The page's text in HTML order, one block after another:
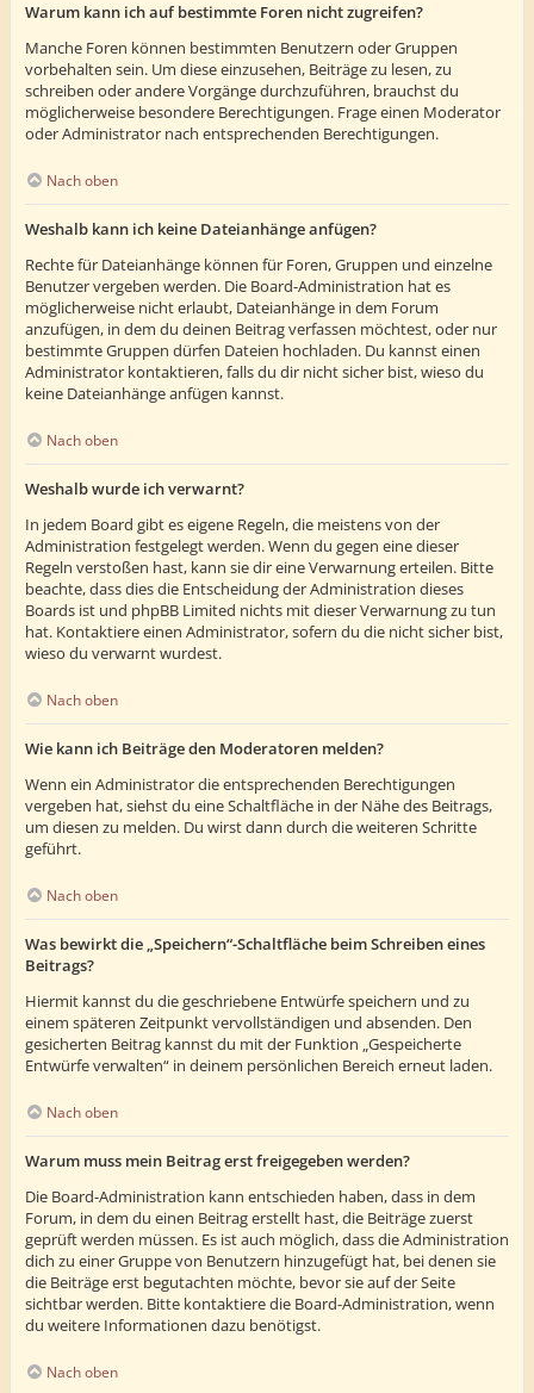
Warum kann ich auf bestimmte Foren nicht zugreifen?
Manche Foren können bestimmten Benutzern oder Gruppen
vorbehalten sein. Um diese einzusehen, Beiträge zu lesen, zu
schreiben oder andere Vorgänge durchzuführen, brauchst du
möglicherweise besondere Berechtigungen. Frage einen Moderator
oder Administrator nach entsprechenden Berechtigungen.
Nach oben
Weshalb kann ich keine Dateianhänge anfügen?
Rechte für Dateianhänge können für Foren, Gruppen und einzelne
Benutzer vergeben werden. Die Board-Administration hat es
möglicherweise nicht erlaubt, Dateianhänge in dem Forum
anzufügen, in dem du deinen Beitrag verfassen möchtest, oder nur
bestimmte Gruppen dürfen Dateien hochladen. Du kannst einen
Administrator kontaktieren, falls du dir nicht sicher bist, wieso du
keine Dateianhänge anfügen kannst.
Nach oben
Weshalb wurde ich verwarnt?
In jedem Board gibt es eigene Regeln, die meistens von der
Administration festgelegt werden. Wenn du gegen eine dieser
Regeln verstoßen hast, kann sie dir eine Verwarnung erteilen. Bitte
beachte, dass dies die Entscheidung der Administration dieses
Boards ist und phpBB Limited nichts mit dieser Verwarnung zu tun
hat. Kontaktiere einen Administrator, sofern du die nicht sicher bist,
wieso du verwarnt wurdest.
Nach oben
Wie kann ich Beiträge den Moderatoren melden?
Wenn ein Administrator die entsprechenden Berechtigungen
vergeben hat, siehst du eine Schaltfläche in der Nähe des Beitrags,
um diesen zu melden. Du wirst dann durch die weiteren Schritte
geführt.
Nach oben
Was bewirkt die „Speichern“-Schaltfläche beim Schreiben eines
Beitrags?
Hiermit kannst du die geschriebene Entwürfe speichern und zu
einem späteren Zeitpunkt vervollständigen und absenden. Den
gesicherten Beitrag kannst du mit der Funktion „Gespeicherte
Entwürfe verwalten“ in deinem persönlichen Bereich erneut laden.
Nach oben
Warum muss mein Beitrag erst freigegeben werden?
Die Board-Administration kann entschieden haben, dass in dem
Forum, in dem du einen Beitrag erstellt hast, die Beiträge zuerst
geprüft werden müssen. Es ist auch möglich, dass die Administration
dich zu einer Gruppe von Benutzern hinzugefügt hat, bei denen sie
die Beiträge erst begutachten möchte, bevor sie auf der Seite
sichtbar werden. Bitte kontaktiere die Board-Administration, wenn
du weitere Informationen dazu benötigst.
Nach oben